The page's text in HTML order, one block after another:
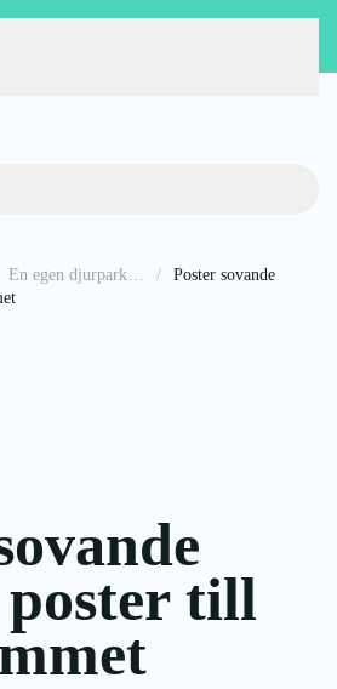
En egen djurpark…
Poster sovande
till